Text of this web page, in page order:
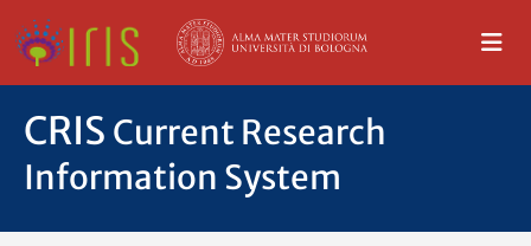
CRIS Current Research
Information System